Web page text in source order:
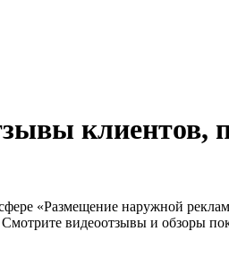
клиентов,
«Размещение наружной
видеоотзывы и обзоры